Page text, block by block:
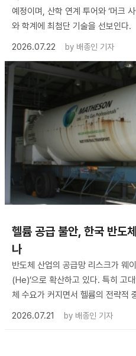
예정이며, 산학 연계 투어와 ‘머크
와 학계에 최첨단 기술을 선보인다.
2026.07.22
by 배종인 기자
헬륨 공급 불안, 한국 반도
나
반도체 산업의 공급망 리스크가 웨
(He)’으로 확산하고 있다. 특히 고
체 수요가 커지면서 헬륨의 전략적
2026.07.21
by 배종인 기자